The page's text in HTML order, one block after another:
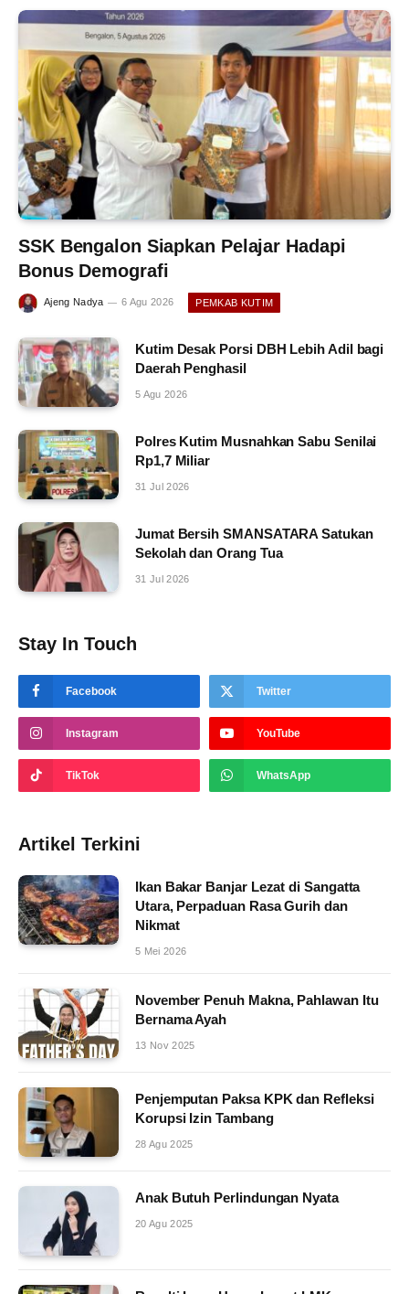
SSK Bengalon Siapkan Pelajar Hadapi
Bonus Demografi
Ajeng Nadya 6 Agu 2026 PEMKAB KUTIM
Kutim Desak Porsi DBH Lebih Adil bagi
Daerah Penghasil
5 Agu 2026
Polres Kutim Musnahkan Sabu Senilai
Rp1,7 Miliar
31 Jul 2026
Jumat Bersih SMANSATARA Satukan
Sekolah dan Orang Tua
31 Jul 2026
Stay In Touch
Facebook Twitter
Instagram YouTube
TikTok WhatsApp
Artikel Terkini
Ikan Bakar Banjar Lezat di Sangatta
Utara, Perpaduan Rasa Gurih dan
Nikmat
5 Mei 2026
November Penuh Makna, Pahlawan Itu
Bernama Ayah
13 Nov 2025
Penjemputan Paksa KPK dan Refleksi
Korupsi Izin Tambang
28 Agu 2025
Anak Butuh Perlindungan Nyata
20 Agu 2025